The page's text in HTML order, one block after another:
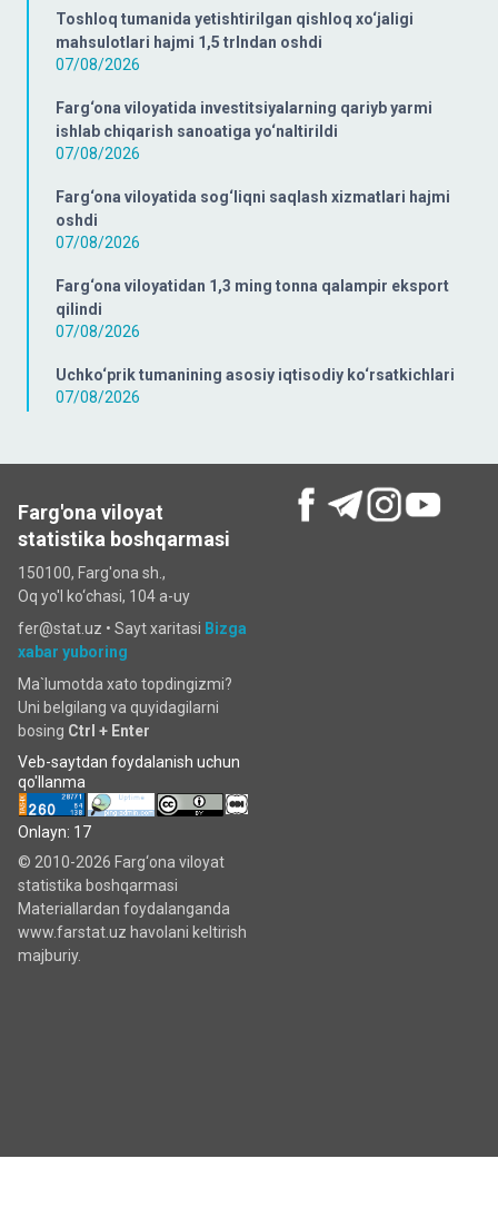
Toshloq tumanida yetishtirilgan qishloq xo‘jaligi
mahsulotlari hajmi 1,5 trlndan oshdi
07/08/2026
Farg‘ona viloyatida investitsiyalarning qariyb yarmi
ishlab chiqarish sanoatiga yo‘naltirildi
07/08/2026
Farg‘ona viloyatida sog‘liqni saqlash xizmatlari hajmi
oshdi
07/08/2026
Farg‘ona viloyatidan 1,3 ming tonna qalampir eksport
qilindi
07/08/2026
Uchko‘prik tumanining asosiy iqtisodiy ko‘rsatkichlari
07/08/2026
Farg'ona viloyat
statistika boshqarmasi
150100, Farg'ona sh.,
Oq yo'l ko‘chаsi, 104 a-uy
fer@stat.uz • Sayt xaritasi Bizga
xabar yuboring
Ma`lumotda xato topdingizmi?
Uni belgilang va quyidagilarni
bosing Ctrl + Enter
Veb-saytdan foydalanish uchun
qo'llanma
Onlayn: 17
© 2010-2026 Farg‘ona viloyat
statistika boshqarmasi
Materiallardan foydalanganda
www.farstat.uz havolani keltirish
majburiy.